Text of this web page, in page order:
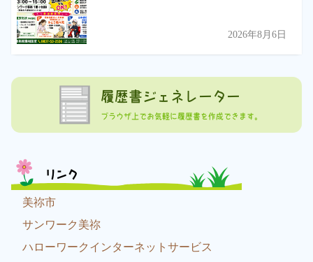
2026年8月6日
履歴書ジェネレーター
ブラウザ上でお気軽に履歴書を作成できます。
リンク
美祢市
サンワーク美祢
ハローワークインターネットサービス